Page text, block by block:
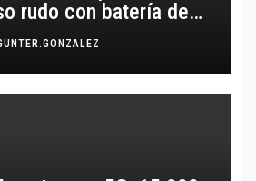
rudo con batería de